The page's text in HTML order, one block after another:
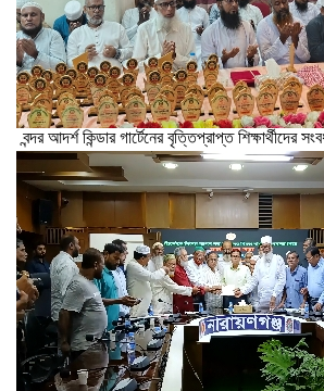
বন্দর আদর্শ কিন্ডার গার্টেনের বৃত্তিপ্রাপ্ত শিক্ষার্থীদের